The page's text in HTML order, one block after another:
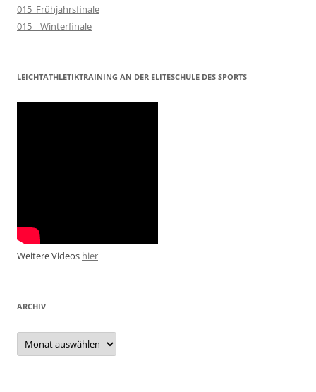
015_Frühjahrsfinale
015__Winterfinale
LEICHTATHLETIKTRAINING AN DER ELITESCHULE DES SPORTS
Weitere Videos hier
ARCHIV
Archiv